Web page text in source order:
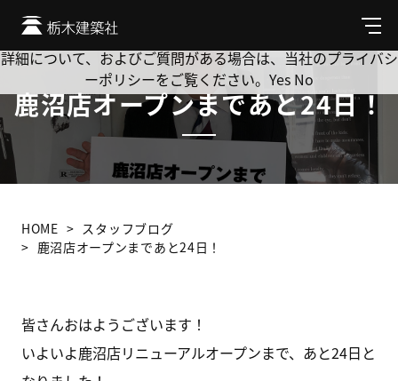
メ
ニ
ュ
鹿沼店オープンまであと24日！
HOME
スタッフブログ
鹿沼店オープンまであと24日！
皆さんおはようございます！
いよいよ鹿沼店リニューアルオープンまで、あと24日と
Cookie を使用して、お客様の活動を追跡してもよろしいです
か? 当社ではお客様のプライバシーを極めて重視しています。
詳細について、およびご質問がある場合は、当社のプライバシ
ーポリシーをご覧ください。 Yes No